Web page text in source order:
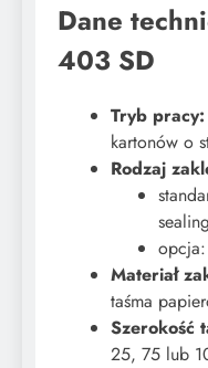
Dane
403 SD
Tryb pracy:
kartonów o
Rodzaj
Materiał
taśma
Szerokość
25, 75 lub